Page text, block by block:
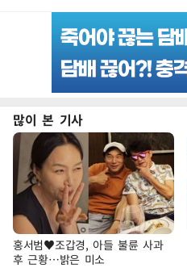
많이 본 기사
홍서범♥조갑경, 아들 불륜 사과
후 근황…밝은 미소